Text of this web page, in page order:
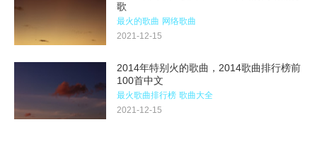
歌
最火的歌曲 网络歌曲
2021-12-15
2014年特别火的歌曲，2014歌曲排行榜前
100首中文
最火歌曲排行榜 歌曲大全
2021-12-15